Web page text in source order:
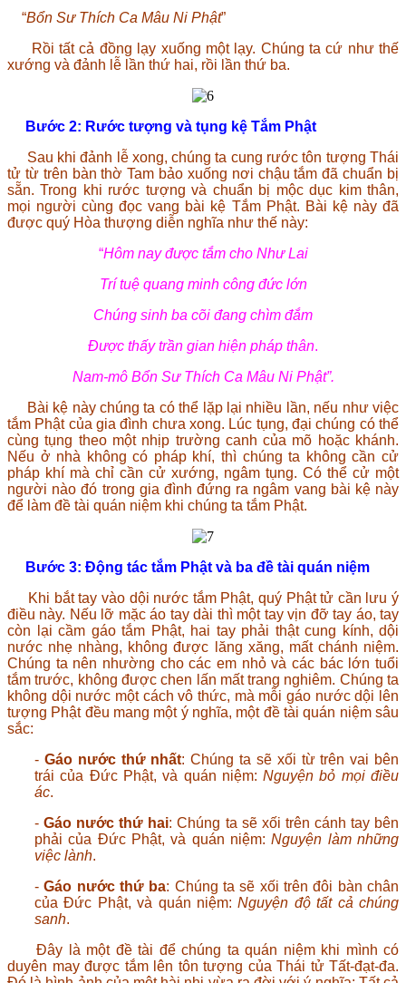
“Bổn Sư Thích Ca Mâu Ni Phật”
Rồi tất cả đồng lạy xuống một lạy. Chúng ta cứ như thế
xướng và đảnh lễ lần thứ hai, rồi lần thứ ba.
Bước 2: Rước tượng và tụng kệ Tắm Phật
Sau khi đảnh lễ xong, chúng ta cung rước tôn tượng Thái
tử từ trên bàn thờ Tam bảo xuống nơi chậu tắm đã chuẩn bị
sẵn. Trong khi rước tượng và chuẩn bị mộc dục kim thân,
mọi người cùng đọc vang bài kệ Tắm Phật. Bài kệ này đã
được quý Hòa thượng diễn nghĩa như thế này:
“Hôm nay được tắm cho Như Lai
Trí tuệ quang minh công đức lớn
Chúng sinh ba cõi đang chìm đắm
Được thấy trần gian hiện pháp thân.
Nam-mô Bổn Sư Thích Ca Mâu Ni Phật”.
Bài kệ này chúng ta có thể lặp lại nhiều lần, nếu như việc
tắm Phật của gia đình chưa xong. Lúc tụng, đại chúng có thể
cùng tụng theo một nhịp trường canh của mõ hoặc khánh.
Nếu ở nhà không có pháp khí, thì chúng ta không cần cử
pháp khí mà chỉ cần cử xướng, ngâm tụng. Có thể cử một
người nào đó trong gia đình đứng ra ngâm vang bài kệ này
để làm đề tài quán niệm khi chúng ta tắm Phật.
Bước 3: Động tác tắm Phật và ba đề tài quán niệm
Khi bắt tay vào dội nước tắm Phật, quý Phật tử cần lưu ý
điều này. Nếu lỡ mặc áo tay dài thì một tay vịn đỡ tay áo, tay
còn lại cầm gáo tắm Phật, hai tay phải thật cung kính, dội
nước nhẹ nhàng, không được lăng xăng, mất chánh niệm.
Chúng ta nên nhường cho các em nhỏ và các bác lớn tuổi
tắm trước, không được chen lấn mất trang nghiêm. Chúng ta
không dội nước một cách vô thức, mà mỗi gáo nước dội lên
tượng Phật đều mang một ý nghĩa, một đề tài quán niệm sâu
sắc:
- Gáo nước thứ nhất: Chúng ta sẽ xối từ trên vai bên
trái của Đức Phật, và quán niệm:Nguyện bỏ mọi điều
ác.
- Gáo nước thứ hai: Chúng ta sẽ xối trên cánh tay bên
phải của Đức Phật, và quán niệm:Nguyện làm những
việc lành.
-Gáo nước thứ ba: Chúng ta sẽ xối trên đôi bàn chân
của Đức Phật, và quán niệm:Nguyện độ tất cả chúng
sanh.
Đây là một đề tài để chúng ta quán niệm khi mình có
duyên may được tắm lên tôn tượng của Thái tử Tất-đạt-đa.